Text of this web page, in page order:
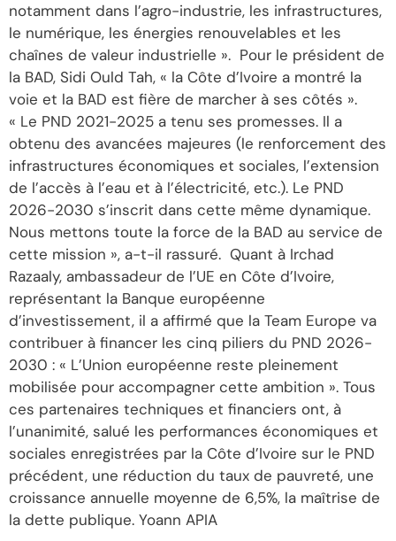
notamment dans l’agro-industrie, les infrastructures,
le numérique, les énergies renouvelables et les
chaînes de valeur industrielle ». Pour le président de
la BAD, Sidi Ould Tah, « la Côte d’Ivoire a montré la
voie et la BAD est fière de marcher à ses côtés ».
« Le PND 2021-2025 a tenu ses promesses. Il a
obtenu des avancées majeures (le renforcement des
infrastructures économiques et sociales, l’extension
de l’accès à l’eau et à l’électricité, etc.). Le PND
2026-2030 s’inscrit dans cette même dynamique.
Nous mettons toute la force de la BAD au service de
cette mission », a-t-il rassuré. Quant à Irchad
Razaaly, ambassadeur de l’UE en Côte d’Ivoire,
représentant la Banque européenne
d’investissement, il a affirmé que la Team Europe va
contribuer à financer les cinq piliers du PND 2026-
2030 : « L’Union européenne reste pleinement
mobilisée pour accompagner cette ambition ». Tous
ces partenaires techniques et financiers ont, à
l’unanimité, salué les performances économiques et
sociales enregistrées par la Côte d’Ivoire sur le PND
précédent, une réduction du taux de pauvreté, une
croissance annuelle moyenne de 6,5%, la maîtrise de
la dette publique. Yoann APIA